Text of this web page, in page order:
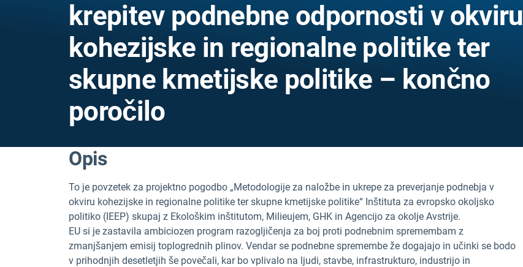
krepitev podnebne odpornosti v okviru
kohezijske in regionalne politike ter
skupne kmetijske politike – končno
poročilo
Opis
To je povzetek za projektno pogodbo „Metodologije za naložbe in ukrepe za preverjanje podnebja v
okviru kohezijske in regionalne politike ter skupne kmetijske politike“ Inštituta za evropsko okoljsko
politiko (IEEP) skupaj z Ekološkim inštitutom, Milieujem, GHK in Agencijo za okolje Avstrije.
EU si je zastavila ambiciozen program razogljičenja za boj proti podnebnim spremembam z
zmanjšanjem emisij toplogrednih plinov. Vendar se podnebne spremembe že dogajajo in učinki se bodo
v prihodnjih desetletjih še povečali, kar bo vplivalo na ljudi, stavbe, infrastrukturo, industrijo in